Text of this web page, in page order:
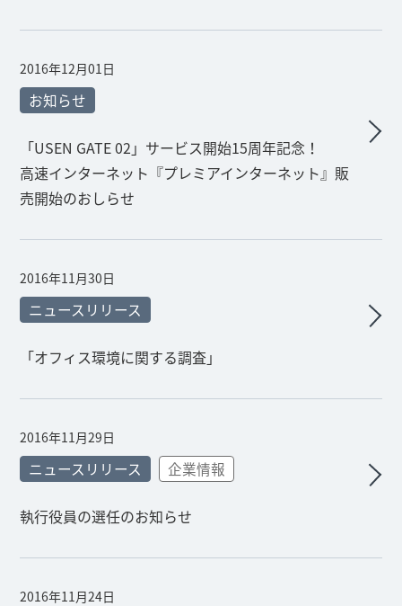
2016年12月01日
お知らせ
「USEN GATE 02」サービス開始15周年記念！
高速インターネット『プレミアインターネット』販
売開始のおしらせ
2016年11月30日
ニュースリリース
「オフィス環境に関する調査」
2016年11月29日
ニュースリリース 企業情報
執行役員の選任のお知らせ
2016年11月24日